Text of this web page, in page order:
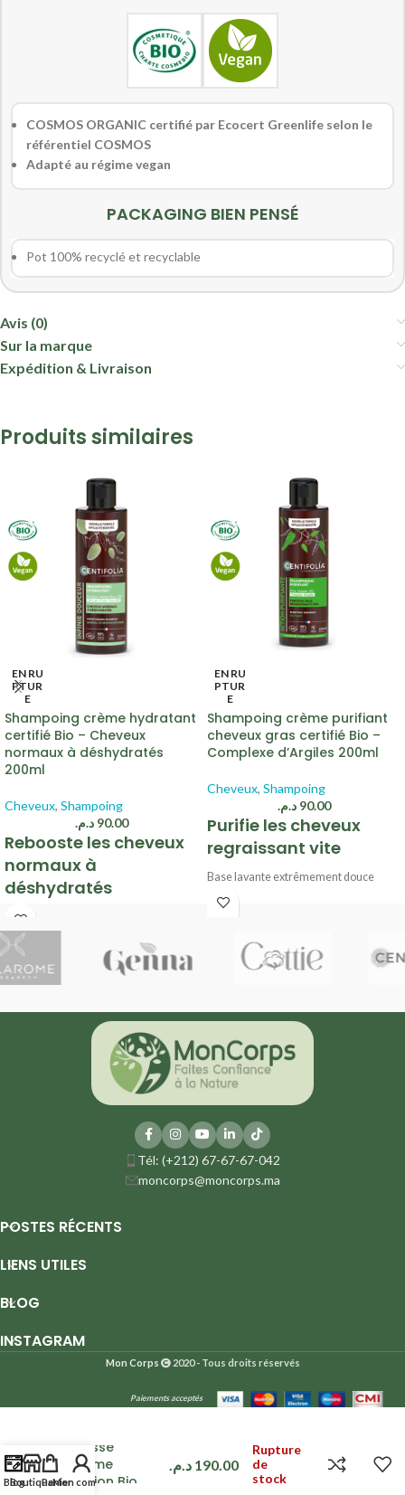
COSMOS ORGANIC certifié par Ecocert Greenlife selon le
référentiel COSMOS
Adapté au régime vegan
PACKAGING BIEN PENSÉ
Pot 100% recyclé et recyclable
Avis (0)
Sur la marque
Expédition & Livraison
Produits similaires
EN RU
PTUR
E
Shampoing crème hydratant
certifié Bio – Cheveux
normaux à déshydratés
200ml
Cheveux, Shampoing
90.00 د.م.
Rebooste les cheveux
normaux à
déshydratés
Base lavante extrêmement douce
Formulé avec de la Kératine Végétale
40% gel d’Aloe Vera Bio
Sans sulfate*
99% d’ingrédients d’origine naturelle
EN RU
PTUR
E
Shampoing crème purifiant
cheveux gras certifié Bio –
Complexe d’Argiles 200ml
Cheveux, Shampoing
90.00 د.م.
Purifie les cheveux
regraissant vite
Base lavante extrêmement douce
Formulé avec un Complexe d'Argiles
Ortie française BIO
99% d’ingrédients d’origine naturelle
Formule vegan
Tél: (+212) 67-67-67-042
moncorps@moncorps.ma
POSTES RÉCENTS
LIENS UTILES
BLOG
INSTAGRAM
Mon Corps 2020 - Tous droits réservés
Paiements acceptés
Blog
BoutiquePanier
Mon compte
richesse
extrême
nutrition Bio
190.00 د.م.
Rupture
de
stock